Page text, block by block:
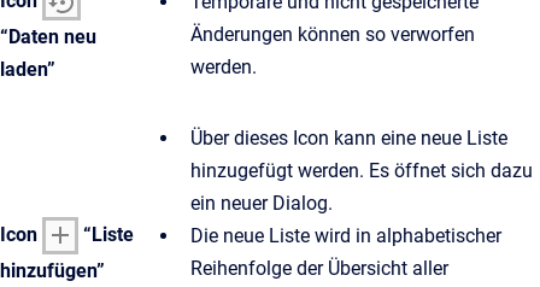
“Daten neu
laden”
Änderungen können so verworfen
werden.
Icon
“Liste
hinzufügen”
Über dieses Icon kann eine neue Liste
hinzugefügt werden. Es öffnet sich dazu
ein neuer Dialog.
Die neue Liste wird in alphabetischer
Reihenfolge der Übersicht aller